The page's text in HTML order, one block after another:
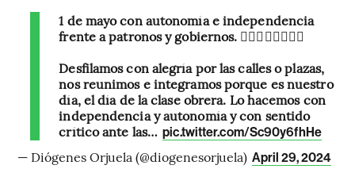
1 de mayo con autonomía e independencia
frente a patronos y gobiernos. 👷🏼‍♂️✊🏼👷🏻‍♀️
Desfilamos con alegría por las calles o plazas,
nos reunimos e integramos porque es nuestro
día, el día de la clase obrera. Lo hacemos con
independencia y autonomía y con sentido
crítico ante las… pic.twitter.com/Sc90y6fhHe
— Diógenes Orjuela (@diogenesorjuela) April 29, 2024